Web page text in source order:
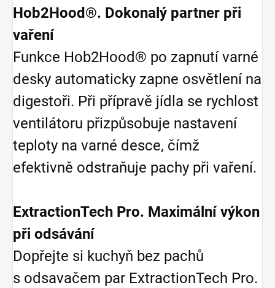
Hob2Hood®. Dokonalý partner při
vaření
Funkce Hob2Hood® po zapnutí varné
desky automaticky zapne osvětlení na
digestoři. Při přípravě jídla se rychlost
ventilátoru přizpůsobuje nastavení
teploty na varné desce, čímž
efektivně odstraňuje pachy při vaření.
ExtractionTech Pro. Maximální výkon
při odsávání
Dopřejte si kuchyň bez pachů
s odsavačem par ExtractionTech Pro.